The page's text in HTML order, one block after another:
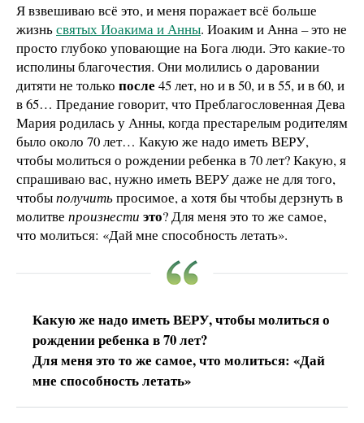
Я взвешиваю всё это, и меня поражает всё больше
жизньсвятых Иоакима и Анны. Иоаким и Анна – это не
просто глубоко уповающие на Бога люди. Это какие-то
исполины благочестия. Они молились о даровании
дитяти не только после 45 лет, но и в 50, и в 55, и в 60, и
в 65… Предание говорит, что Преблагословенная Дева
Мария родилась у Анны, когда престарелым родителям
было около 70 лет… Какую же надо иметь ВЕРУ,
чтобы молиться о рождении ребенка в 70 лет? Какую, я
спрашиваю вас, нужно иметь ВЕРУ даже не для того,
чтобыполучитьпросимое, а хотя бы чтобы дерзнуть в
молитве произнести это? Для меня это то же самое,
что молиться: «Дай мне способность летать».
Какую же надо иметь ВЕРУ, чтобы молиться о
рождении ребенка в 70 лет?
Для меня это то же самое, что молиться: «Дай
мне способность летать»